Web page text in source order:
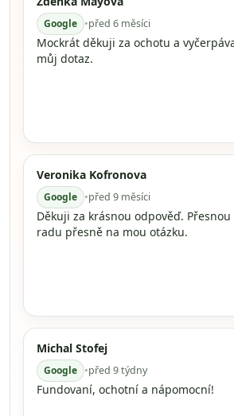
Google •před 6 měsíci
Mockrát děkuji za ochotu a
můj dotaz.
Veronika Kofronova
Google •před 9 měsíci
Děkuji za krásnou odpověď.
radu přesně na mou otázku.
Michal Stofej
Google •před 9 týdny
Fundovaní, ochotní a nápomocní!